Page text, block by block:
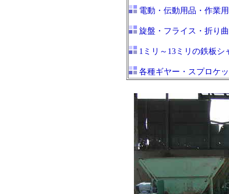
電動・伝動用品・作業
旋盤・フライス・折り
1ミリ～13ミリの鉄板シ
各種ギヤー・スプロケ